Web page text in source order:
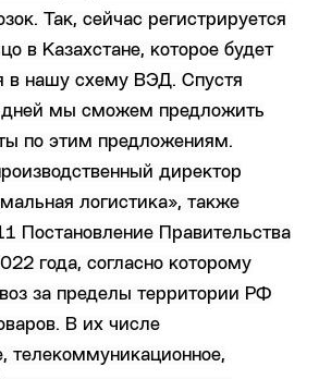
Так, сейчас регистрируется
в Казахстане, которое будет
в нашу схему ВЭД. Спустя
мы сможем предложить
по этим предложениям.
директор
логистика», также
Постановление Правительства
года, согласно которому
за пределы территории РФ
В их числе
телекоммуникационное,